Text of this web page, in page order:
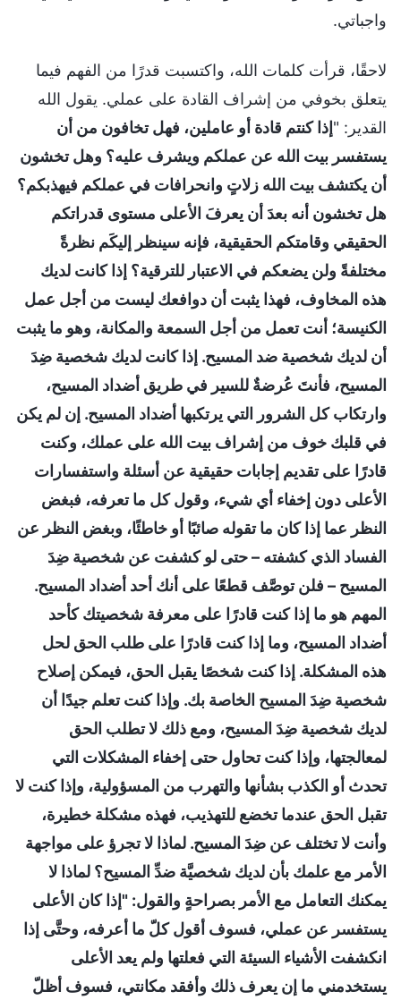
واجباتي.
لاحقًا، قرأت كلمات الله، واكتسبت قدرًا من الفهم فيما
يتعلق بخوفي من إشراف القادة على عملي. يقول الله
القدير: "إذا كنتم قادة أو عاملين، فهل تخافون من أن
يستفسر بيت الله عن عملكم ويشرف عليه؟ وهل تخشون
أن يكتشف بيت الله زلاتٍ وانحرافات في عملكم فيهذبكم؟
هل تخشون أنه بعدَ أن يعرفَ الأعلى مستوى قدراتكم
الحقيقي وقامتكم الحقيقية، فإنه سينظر إليكَم نظرةً
مختلفةً ولن يضعكم في الاعتبار للترقية؟ إذا كانت لديك
هذه المخاوف، فهذا يثبت أن دوافعك ليست من أجل عمل
الكنيسة؛ أنت تعمل من أجل السمعة والمكانة، وهو ما يثبت
أن لديك شخصية ضد المسيح. إذا كانت لديك شخصية ضِدَ
المسيح، فأنتَ عُرضةٌ للسير في طريق أضداد المسيح،
وارتكاب كل الشرور التي يرتكبها أضداد المسيح. إن لم يكن
في قلبك خوف من إشراف بيت الله على عملك، وكنت
قادرًا على تقديم إجابات حقيقية عن أسئلة واستفسارات
الأعلى دون إخفاء أي شيء، وقول كل ما تعرفه، فبغض
النظر عما إذا كان ما تقوله صائبًا أو خاطئًا، وبغض النظر عن
الفساد الذي كشفته – حتى لو كشفت عن شخصية ضِدَ
المسيح – فلن توصَّف قطعًا على أنك أحد أضداد المسيح.
المهم هو ما إذا كنت قادرًا على معرفة شخصيتك كأحد
أضداد المسيح، وما إذا كنت قادرًا على طلب الحق لحل
هذه المشكلة. إذا كنت شخصًا يقبل الحق، فيمكن إصلاح
شخصية ضِدَ المسيح الخاصة بك. وإذا كنت تعلم جيدًا أن
لديك شخصية ضِدَ المسيح، ومع ذلك لا تطلب الحق
لمعالجتها، وإذا كنت تحاول حتى إخفاء المشكلات التي
تحدث أو الكذب بشأنها والتهرب من المسؤولية، وإذا كنت لا
تقبل الحق عندما تخضع للتهذيب، فهذه مشكلة خطيرة،
وأنت لا تختلف عن ضِدَ المسيح. لماذا لا تجرؤ على مواجهة
الأمر مع علمك بأن لديك شخصيَّة ضدِّ المسيح؟ لماذا لا
يمكنك التعامل مع الأمر بصراحةٍ والقول: "إذا كان الأعلى
يستفسر عن عملي، فسوف أقول كلّ ما أعرفه، وحتَّى إذا
انكشفت الأشياء السيئة التي فعلتها ولم يعد الأعلى
يستخدمني ما إن يعرف ذلك وأفقد مكانتي، فسوف أظلّ